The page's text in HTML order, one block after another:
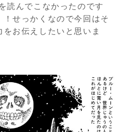
読んでこなかったのです
せっかくなので今回はそ
お伝えしたいと思いま